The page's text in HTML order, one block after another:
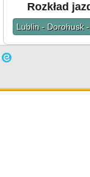
Rozkład
Lublin - Dorohusk